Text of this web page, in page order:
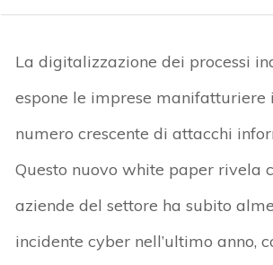
La digitalizzazione dei processi
espone le imprese manifatturiere
numero crescente di attacchi
Questo nuovo white paper rivela
aziende del settore ha subito
incidente cyber nell’ultimo anno,